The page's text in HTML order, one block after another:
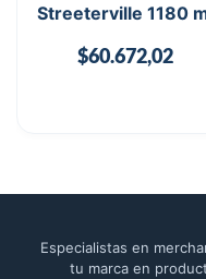
Streeterville 1180
$60.672,02
Especialistas en
tu marca en